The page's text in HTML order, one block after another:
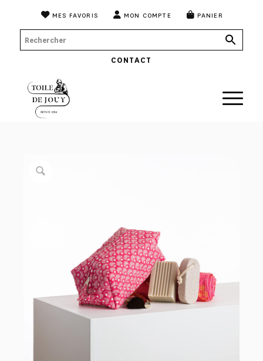
MES FAVORIS MON COMPTE PANIER
CONTACT